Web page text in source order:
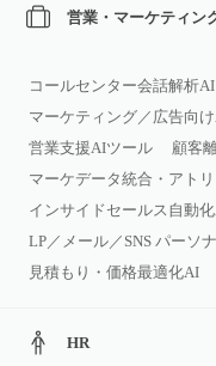
営業・マーケティン
コールセンター会話解析AI
マーケティング／広告向
営業支援AIツール
顧客
マーケデータ統合・アト
インサイドセールス自動
LP／メール／SNS パーソ
見積もり・価格最適化AI
HR